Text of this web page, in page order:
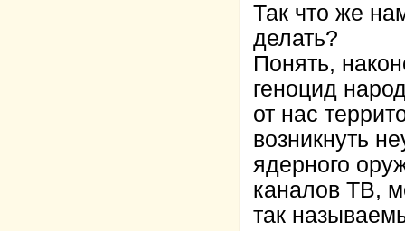
Так что же
делать?
Понять,
геноцид
от нас
возникнуть
ядерного
каналов ТВ,
так